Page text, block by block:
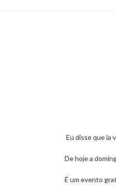
Eu disse que ia
De hoje a
É um evento